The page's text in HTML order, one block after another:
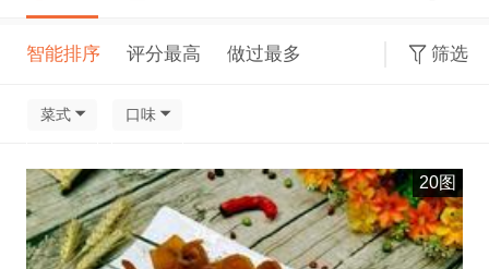
智能排序 评分最高 做过最多 筛选
菜式 口味
20图